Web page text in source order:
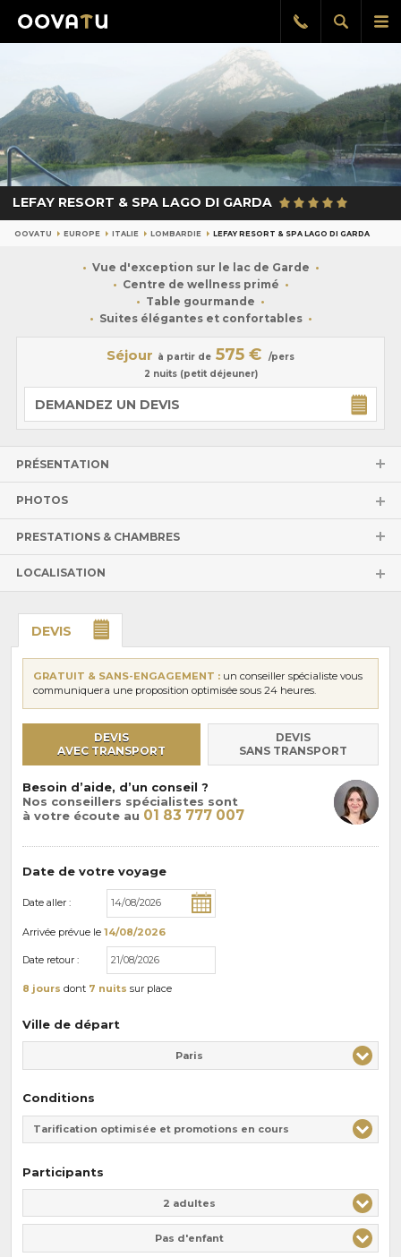
le
Afficher
la
Rappel
gratuit
LEFAY RESORT & SPA LAGO DI GARDA
OOVATU EUROPE ITALIE LOMBARDIE LEFAY RESORT & SPA LAGO DI GARDA
Vue d'exception sur le lac de Garde
Centre de wellness primé
Table gourmande
Suites élégantes et confortables
Séjour à partir de 575 €
/pers
2 nuits (petit déjeuner)
DEMANDEZ UN DEVIS
PRÉSENTATION
PHOTOS
PRESTATIONS & CHAMBRES
LOCALISATION
DEVIS
GRATUIT & SANS-ENGAGEMENT : un conseiller spécialiste vous
communiquera une proposition optimisée sous 24 heures.
DEVIS
AVEC TRANSPORT
DEVIS
SANS TRANSPORT
Besoin d’aide, d’un conseil ?
Nos conseillers spécialistes sont
à votre écoute au 01 83 777 007
Date de votre voyage
Date aller :
Arrivée prévue le 14/08/2026
Date retour :
8 jours dont 7 nuits sur place
Ville de départ
Paris
Conditions
Tarification optimisée et promotions en cours
Participants
2 adultes
Pas d'enfant